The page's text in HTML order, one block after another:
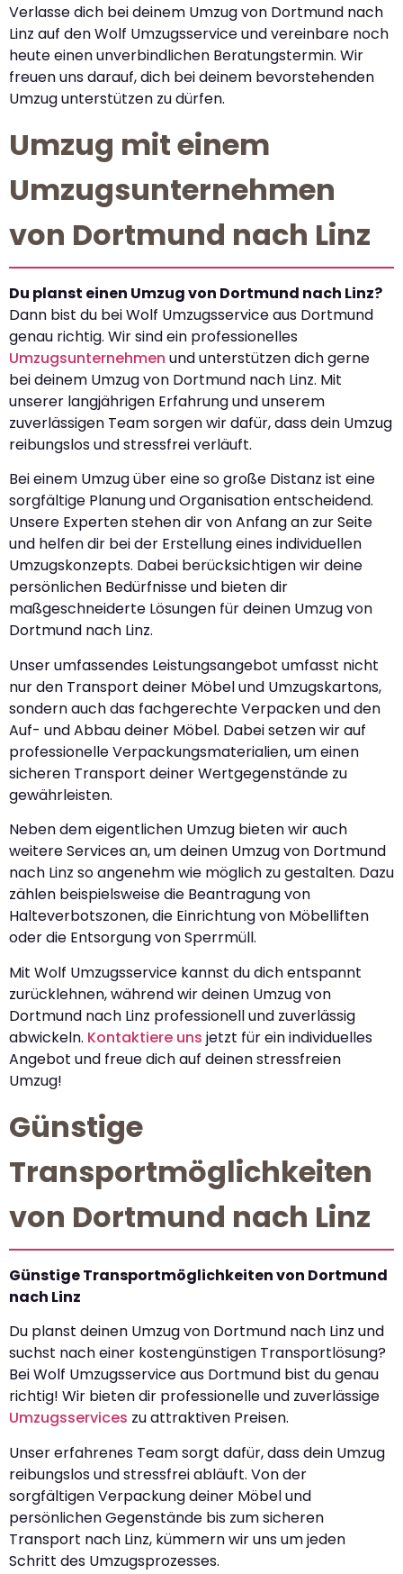
Verlasse dich bei deinem Umzug von Dortmund nach
Linz auf den Wolf Umzugsservice und vereinbare noch
heute einen unverbindlichen Beratungstermin. Wir
freuen uns darauf, dich bei deinem bevorstehenden
Umzug unterstützen zu dürfen.
Umzug mit einem
Umzugsunternehmen
von Dortmund nach Linz
Du planst einen Umzug von Dortmund nach Linz?
Dann bist du bei Wolf Umzugsservice aus Dortmund
genau richtig. Wir sind ein professionelles
Umzugsunternehmen und unterstützen dich gerne
bei deinem Umzug von Dortmund nach Linz. Mit
unserer langjährigen Erfahrung und unserem
zuverlässigen Team sorgen wir dafür, dass dein Umzug
reibungslos und stressfrei verläuft.
Bei einem Umzug über eine so große Distanz ist eine
sorgfältige Planung und Organisation entscheidend.
Unsere Experten stehen dir von Anfang an zur Seite
und helfen dir bei der Erstellung eines individuellen
Umzugskonzepts. Dabei berücksichtigen wir deine
persönlichen Bedürfnisse und bieten dir
maßgeschneiderte Lösungen für deinen Umzug von
Dortmund nach Linz.
Unser umfassendes Leistungsangebot umfasst nicht
nur den Transport deiner Möbel und Umzugskartons,
sondern auch das fachgerechte Verpacken und den
Auf- und Abbau deiner Möbel. Dabei setzen wir auf
professionelle Verpackungsmaterialien, um einen
sicheren Transport deiner Wertgegenstände zu
gewährleisten.
Neben dem eigentlichen Umzug bieten wir auch
weitere Services an, um deinen Umzug von Dortmund
nach Linz so angenehm wie möglich zu gestalten. Dazu
zählen beispielsweise die Beantragung von
Halteverbotszonen, die Einrichtung von Möbelliften
oder die Entsorgung von Sperrmüll.
Mit Wolf Umzugsservice kannst du dich entspannt
zurücklehnen, während wir deinen Umzug von
Dortmund nach Linz professionell und zuverlässig
abwickeln. Kontaktiere uns jetzt für ein individuelles
Angebot und freue dich auf deinen stressfreien
Umzug!
Günstige
Transportmöglichkeiten
von Dortmund nach Linz
Günstige Transportmöglichkeiten von Dortmund
nach Linz
Du planst deinen Umzug von Dortmund nach Linz und
suchst nach einer kostengünstigen Transportlösung?
Bei Wolf Umzugsservice aus Dortmund bist du genau
richtig! Wir bieten dir professionelle und zuverlässige
Umzugsservices zu attraktiven Preisen.
Unser erfahrenes Team sorgt dafür, dass dein Umzug
reibungslos und stressfrei abläuft. Von der
sorgfältigen Verpackung deiner Möbel und
persönlichen Gegenstände bis zum sicheren
Transport nach Linz, kümmern wir uns um jeden
Schritt des Umzugsprozesses.